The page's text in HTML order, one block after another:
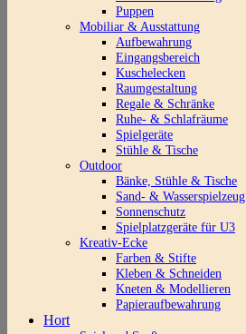
Puppen
Mobiliar & Ausstattung
Aufbewahrung
Eingangsbereich
Kuschelecken
Raumgestaltung
Regale & Schränke
Ruhe- & Schlafräume
Spielgeräte
Stühle & Tische
Outdoor
Bänke, Stühle & Tische
Sand- & Wasserspielzeug
Sonnenschutz
Spielplatzgeräte für U3
Kreativ-Ecke
Farben & Stifte
Kleben & Schneiden
Kneten & Modellieren
Papieraufbewahrung
Hort